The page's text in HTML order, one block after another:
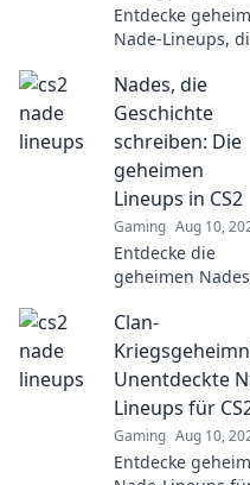
Entdecke
Nade-Lineups,
revolutionieren!
Wurf wie ein Profi
und dominiere
Feld. Jetzt
reinschauen!
Nades, die
Geschichte
schreiben: Die
geheimen
Lineups in CS2
Gaming Aug 10,
Entdecke die
geheimen Nades
Spiel verändern!
Werde zum Profi
und dominiere
unseren
exklusiven
Lineups!
Clan-
Unentdeckte
Lineups für
Gaming Aug 10,
Entdecke